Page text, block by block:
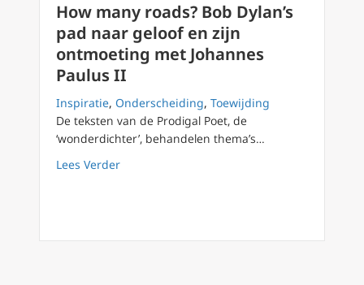
How many roads? Bob Dylan’s
pad naar geloof en zijn
ontmoeting met Johannes
Paulus II
Inspiratie, Onderscheiding, Toewijding
De teksten van de Prodigal Poet, de
‘wonderdichter’, behandelen thema’s…
Lees Verderabout How many roads? Bob Dylan’s pad